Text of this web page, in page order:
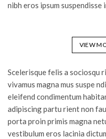
nibh eros ipsum suspendisse
VIEW
Scelerisque felis a sociosqu
vivamus magna mus suspe
eleifend condimentum
adipiscing partu rient non
porta proin primis magna
vestibulum eros lacinia